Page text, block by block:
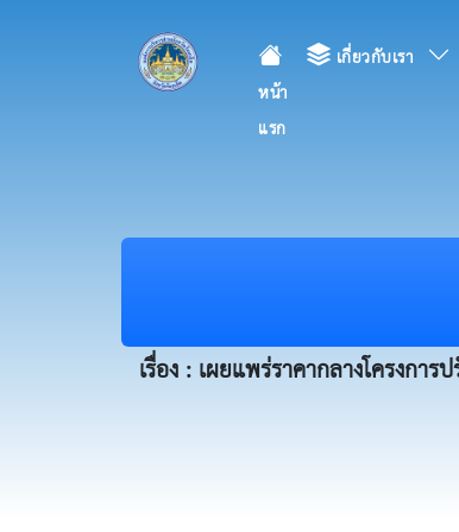
หน้า
แรก
เกี่ยวกับเรา
เรื่อง : เผยแพร่ราคากลางโครงก